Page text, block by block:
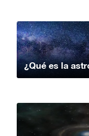
¿Qué es la